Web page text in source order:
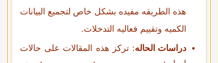
هذه الطریقه مفیده بشکل خاص لتجمیع البیانات
الکمیه وتقییم فعالیه التدخلات.
دراسات الحاله: ترکز هذه المقالات على حالات